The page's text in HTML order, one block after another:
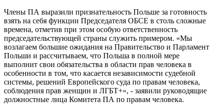
Члены ПА выразили признательность Польшe за готовность
взять на себя функции Председателя ОБСЕ в столь сложные
времена, отметив при этом особую ответственность
председательствующей страны служить примером. «Мы
возлагаем большие ожидания на Правительство и Парламент
Польши и рассчитываем, что Польша в полной мере
выполнит свои обязательства в области прав человека в
особенности в том, что касается независимости судебной
системы, решений Европейского суда по правам человека,
соблюдения прав женщин и ЛГБТ+», - заявили руководящие
должностные лица Комитета ПА по правам человека.